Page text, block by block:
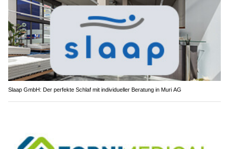
Slaap GmbH: Der perfekte Schlaf mit individueller Beratung in Muri AG